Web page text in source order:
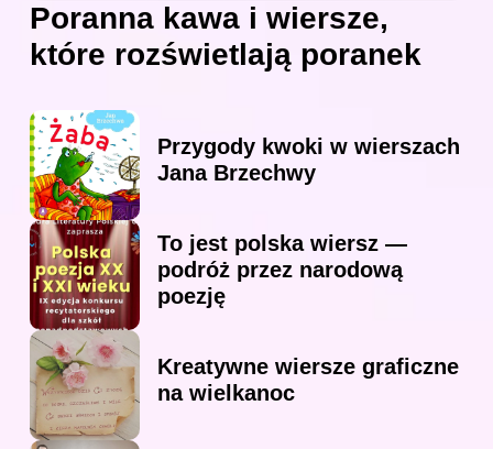
Poranna kawa i wiersze,
które rozświetlają poranek
Przygody kwoki w wierszach
Jana Brzechwy
To jest polska wiersz —
podróż przez narodową
poezję
Kreatywne wiersze graficzne
na wielkanoc